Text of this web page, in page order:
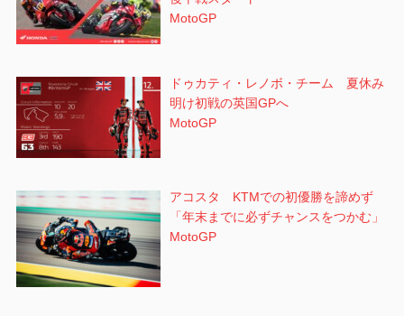
MotoGP
ドゥカティ・レノボ・チーム 夏休み
明け初戦の英国GPへ
MotoGP
アコスタ KTMでの初優勝を諦めず
「年末までに必ずチャンスをつかむ」
MotoGP